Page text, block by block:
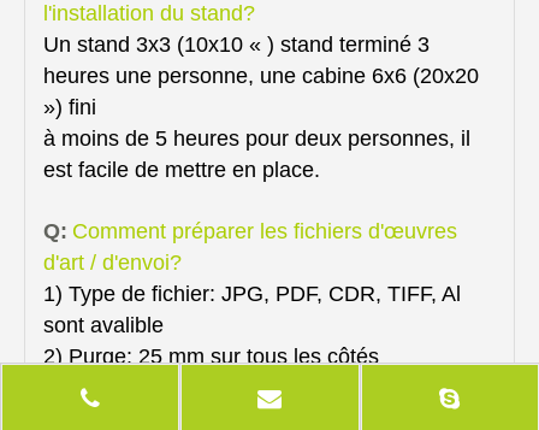
l'installation du stand?
Un stand 3x3 (10x10 « ) stand terminé 3
heures une personne, une cabine 6x6 (20x20
») fini
à moins de 5 heures pour deux personnes, il
est facile de mettre en place.
Q: Comment préparer les fichiers d'œuvres
d'art / d'envoi?
1) Type de fichier: JPG, PDF, CDR, TIFF, Al
sont avalible
2) Purge: 25 mm sur tous les côtés
3) Résolution: min 80 dpi pour la taille de sortie